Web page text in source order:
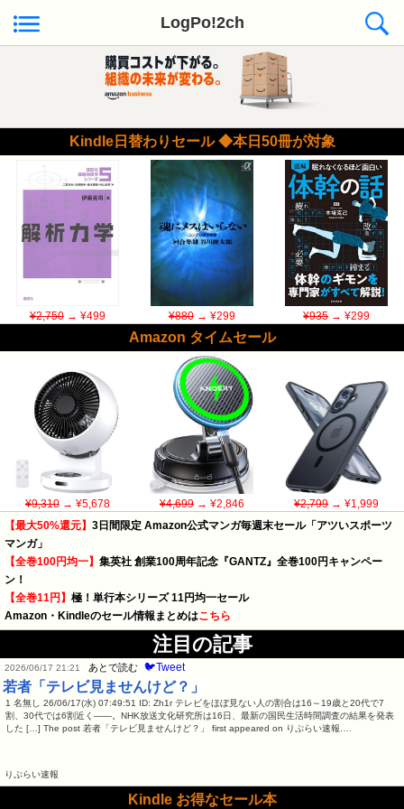
LogPo!2ch
Kindle日替わりセール ◆本日50冊が対象
¥2,750→ ¥499 ¥880→ ¥299 ¥935→ ¥299
Amazon タイムセール
¥9,310→ ¥5,678 ¥4,699→ ¥2,846 ¥2,799→ ¥1,999
【最大50%還元】 3日間限定 Amazon公式マンガ毎週末セール「アツいスポーツ
マンガ」
【全巻100円均一】 集英社 創業100周年記念『GANTZ』全巻100円キャンペー
ン！
【全巻11円】 極！単行本シリーズ 11円均一セール
Amazon・Kindleのセール情報まとめはこちら
注目の記事
2026/06/17 21:21 あとで読む 🐦Tweet
若者「テレビ見ませんけど？」
1 名無し 26/06/17(水) 07:49:51 ID: Zh1r テレビをほぼ見ない人の割合は16～19歳と20代で7
割、30代では6割近く――。NHK放送文化研究所は16日、最新の国民生活時間調査の結果を発表
した […] The post 若者「テレビ見ませんけど？」 first appeared on りぷらい速報.…
りぷらい速報
Kindle お得なセール本